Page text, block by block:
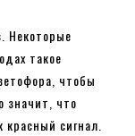
Некоторые
такое
чтобы
значит, что
сигнал.